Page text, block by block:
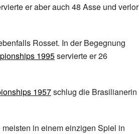
er aber auch 48 Asse und verlor
Rosset. In der Begegnung
1995servierte er 26
1957schlug die Brasilianerin
meisten in einem einzigen Spiel in